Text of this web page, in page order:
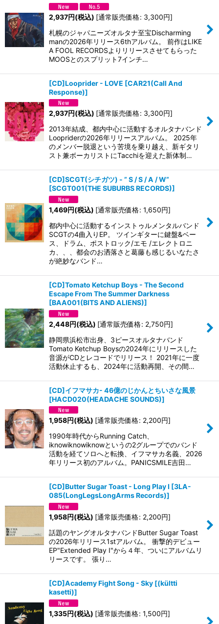
2,937円(税込) [通常販売価格: 3,300円]
札幌のジャパニーズオルタナ至宝Discharming
manの2026年リリース6thアルバム。 前作はLIKE
A FOOL RECORDSよりリリースさせてもらった
MOOSとのスプリット7インチ…
[CD]Looprider - LOVE [CAR21(Call And
Response)]
2,937円(税込) [通常販売価格: 3,300円]
2013年結成、都内中心に活動するオルタナバンド
Loopriderの2026年リリースアルバム。 2025年
のメンバー脱退という苦境を乗り越え、新ギタリ
スト兼ボーカリストにTacchiを迎えた新体制…
[CD]SCGT(シチガツ) - ” S / S / A / W”
[SCGT001(THE SUBURBS RECORDS)]
1,469円(税込) [通常販売価格: 1,650円]
都内中心に活動するインストゥルメンタルバンド
SCGTの4曲入りEP。 ツインギターに鍵盤&ベー
ス、ドラム、ポストロック/エモ /エレクトロニ
カ、、、都会のお洒落さと葛藤も感じるいなたさ
が絶妙なバンド…
[CD]Tomato Ketchup Boys - The Second
Escape From The Summer Darkness
[BAA001(BITS AND ALIENS)]
2,448円(税込) [通常販売価格: 2,750円]
静岡県浜松市出身、3ピースオルタナバンド
Tomato Ketchup Boysの2024年にリリースした
音源がCDとレコードでリリース！ 2021年に一度
活動休止するも、2024年に活動再開、その間…
[CD]イフマサカ- 46億のじかんとちいさな風景
[HACD020(HEADACHE SOUNDS)]
1,958円(税込) [通常販売価格: 2,200円]
1990年時代からRunning Catch、
iknowiknowiknowというの2グループでのバンド
活動を経てソロへと転換、イフマサカ名義、2026
年リリース初のアルバム。PANICSMILE吉田…
[CD]Butter Sugar Toast - Long Play I [3LA-
085(LongLegsLongArms Records)]
1,958円(税込) [通常販売価格: 2,200円]
話題のヤングオルタナバンドButter Sugar Toast
の2026年リリース1stアルバム。 衝撃的デビュー
EP"Extended Play I"から４年、ついにアルバムリ
リースです。 張り…
[CD]Academy Fight Song - Sky [(kültti
kasetti)]
1,335円(税込) [通常販売価格: 1,500円]